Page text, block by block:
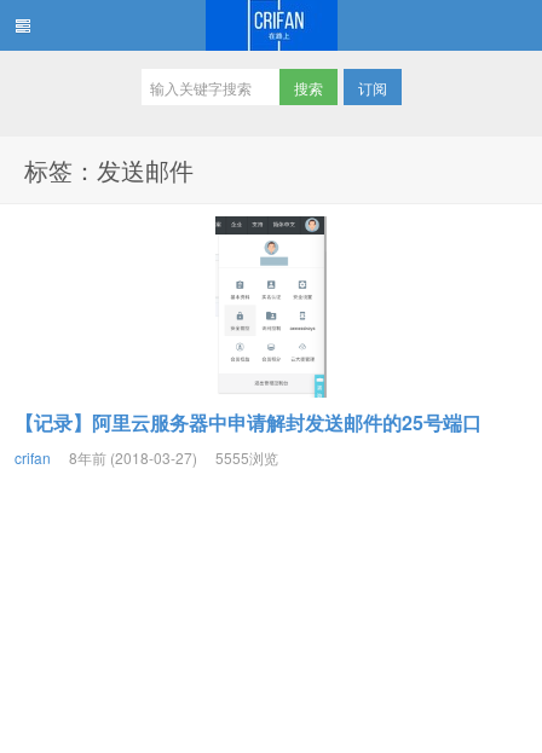
订阅
标签：发送邮件
【记录】阿里云服务器中申请解封发送邮件的25号端口
crifan 8年前 (2018-03-27) 5555浏览